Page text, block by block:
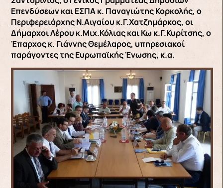
Επενδύσεων και ΕΣΠΑ κ. Παναγιώτης Κορκολής, ο
Περιφερειάρχης Ν.Αιγαίου κ.Γ.Χατζημάρκος, οι
Δήμαρχοι Λέρου κ.Μιχ.Κόλιας και Κω κ.Γ.Κυρίτσης, ο
Έπαρχος κ. Γιάννης Θεμέλαρος, υπηρεσιακοί
παράγοντες της Ευρωπαϊκής Ένωσης, κ.α.